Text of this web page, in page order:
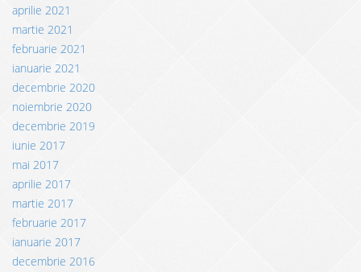
aprilie 2021
martie 2021
februarie 2021
ianuarie 2021
decembrie 2020
noiembrie 2020
decembrie 2019
iunie 2017
mai 2017
aprilie 2017
martie 2017
februarie 2017
ianuarie 2017
decembrie 2016